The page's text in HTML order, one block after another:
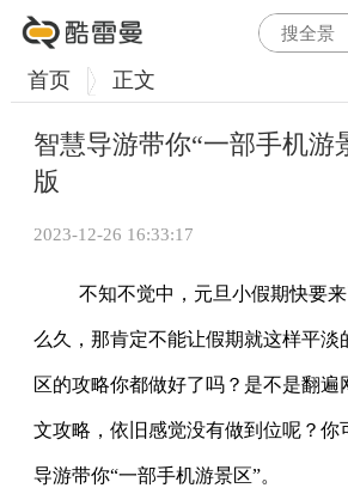
首页 正文
智慧导游带你“一部手机
版
2023-12-26 16:33:17
不知不觉中，元旦小假期快要
么久，那肯定不能让假期就这样平淡
区的攻略你都做好了吗？是不是翻遍
文攻略，依旧感觉没有做到位呢？你
导游带你“一部手机游景区”。